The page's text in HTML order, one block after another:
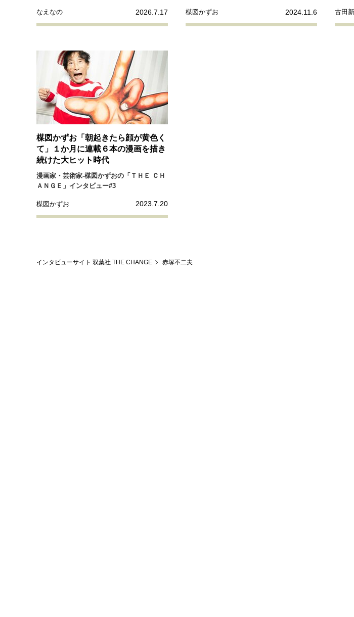
ライフスタイル・生き方 50代のリアル
病が教えてくれたこと
移住という選
社会・カルチャー・マネー
なえなの 2026.7.17 楳図かずお 2024.11.6 古田
楳図かずお「朝起きたら顔が黄色く
て」１か月に連載６本の漫画を描き
続けた大ヒット時代
漫画家・芸術家-楳図かずおの「ＴＨＥ ＣＨ
ＡＮＧＥ」インタビュー#3
楳図かずお 2023.7.20
インタビューサイト 双葉社 THE CHANGE 赤塚不二夫